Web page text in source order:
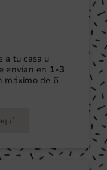
a tu casa u
envían en 1-3
máximo de 6